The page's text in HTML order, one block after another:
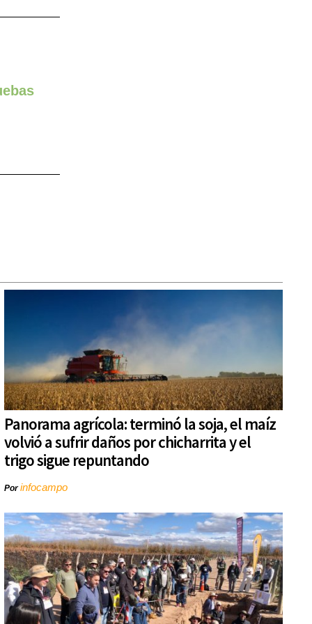
Panorama agrícola: terminó la soja, el maíz
volvió a sufrir daños por chicharrita y el
trigo sigue repuntando
Porinfocampo